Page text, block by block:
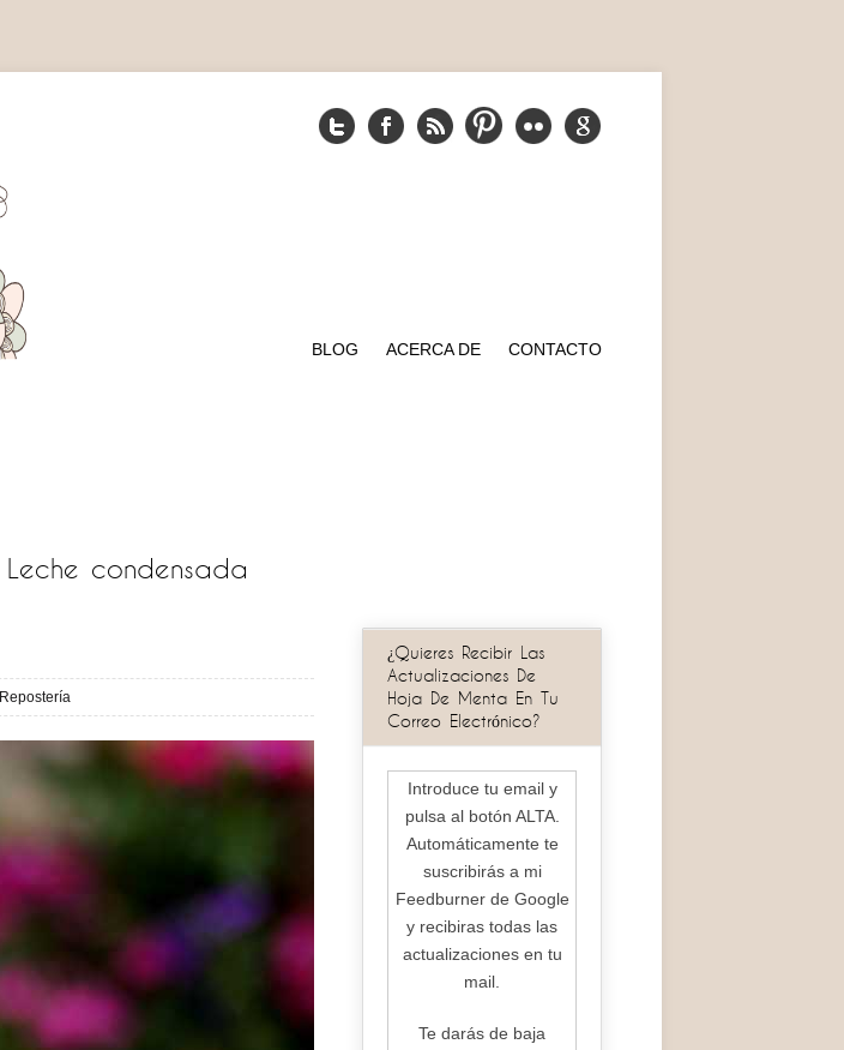
BLOG ACERCA DE CONTACTO
Leche condensada
Repostería
¿Quieres Recibir Las
Actualizaciones De
Hoja De Menta En Tu
Correo Electrónico?
Introduce tu email y
pulsa al botón ALTA.
Automáticamente te
suscribirás a mi
Feedburner de Google
y recibiras todas las
actualizaciones en tu
mail.
Te darás de baja